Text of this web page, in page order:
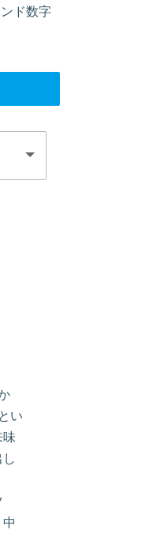
ド数字
い
味